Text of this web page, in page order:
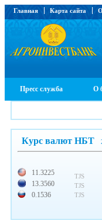
Главная Карта сайта
Пресс служба О
Курс валют НБТ
11.3225
13.3560
0.1536
TJS
TJS
TJS